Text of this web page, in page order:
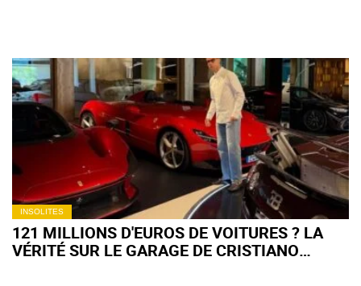
INSOLITES
121 MILLIONS D'EUROS DE VOITURES ? LA
VÉRITÉ SUR LE GARAGE DE CRISTIANO